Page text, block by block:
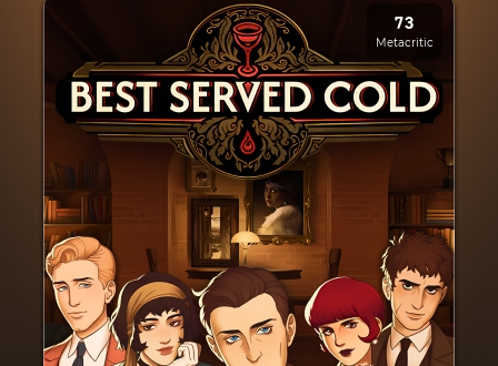
73
Metacritic